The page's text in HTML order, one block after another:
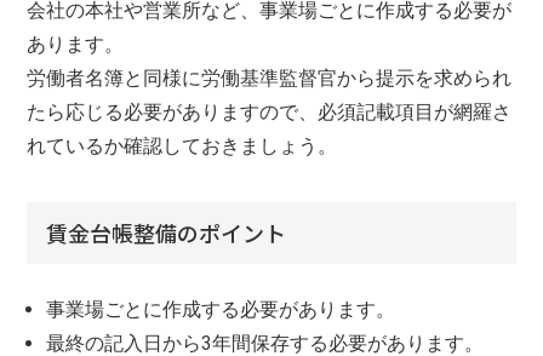
会社の本社や営業所など、事業場ごとに作成する必要が
あります。
労働者名簿と同様に労働基準監督官から提示を求められ
たら応じる必要がありますので、必須記載項目が網羅さ
れているか確認しておきましょう。
賃金台帳整備のポイント
事業場ごとに作成する必要があります。
最終の記入日から3年間保存する必要があります。